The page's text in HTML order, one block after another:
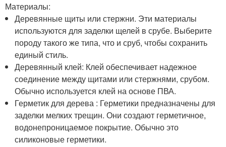
Материалы:
Деревянные щиты или стержни. Эти материалы
используются для заделки щелей в срубе. Выберите
породу такого же типа, что и сруб, чтобы сохранить
единый стиль.
Деревянный клей: Клей обеспечивает надежное
соединение между щитами или стержнями, срубом.
Обычно используется клей на основе ПВА.
Герметик для дерева : Герметики предназначены для
заделки мелких трещин. Они создают герметичное,
водонепроницаемое покрытие. Обычно это
силиконовые герметики.